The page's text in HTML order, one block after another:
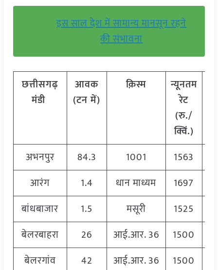
इस साल देश में सामान्य मानसून रहने
की संभावना
छत्तीसगढ़
मंडी
आवक
(टन में)
क़िस्म
न्यूनतम
रेट
(रु./
क्विं.)
अभनपुर 84.3 1001 1563
आरंग
1.4 धान माध्यम 1697
बांधबाजार
1.5 मसूरी 1525
बेलरबाहरा
26 आई.आर. 36 1500
बेलरगांव
42 आई.आर. 36 1500